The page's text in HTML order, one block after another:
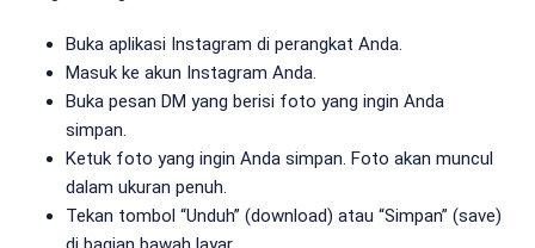
Buka aplikasi Instagram di perangkat Anda.
Masuk ke akun Instagram Anda.
Buka pesan DM yang berisi foto yang ingin Anda
simpan.
Ketuk foto yang ingin Anda simpan. Foto akan muncul
dalam ukuran penuh.
Tekan tombol “Unduh” (download) atau “Simpan” (save)